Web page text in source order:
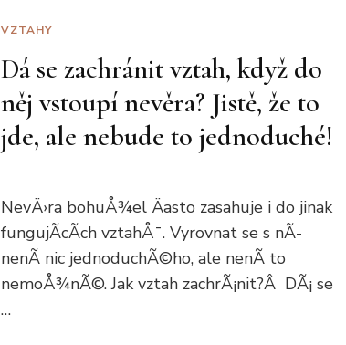
VZTAHY
Dá se zachránit vztah, když do
něj vstoupí nevěra? Jistě, že to
jde, ale nebude to jednoduché!
NevÄ›ra bohuÅ¾el Äasto zasahuje i do jinak
fungujÃ­cÃ­ch vztahÅ¯. Vyrovnat se s nÃ­
nenÃ­ nic jednoduchÃ©ho, ale nenÃ­ to
nemoÅ¾nÃ©. Jak vztah zachrÃ¡nit?Â DÃ¡ se
…